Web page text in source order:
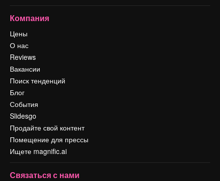
Компания
Цены
О нас
Reviews
Вакансии
Поиск тенденций
Блог
События
Slidesgo
Продайте свой контент
Помещение для прессы
Ищете magnific.ai
Связаться с нами